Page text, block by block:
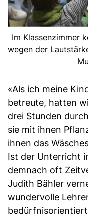
Im Klassenzimmer
wegen der
«Als ich meine
betreute, hatten
drei Stunden
sie mit ihnen
ihnen das
Ist der Unterricht
demnach oft
Judith Bähler
wundervolle